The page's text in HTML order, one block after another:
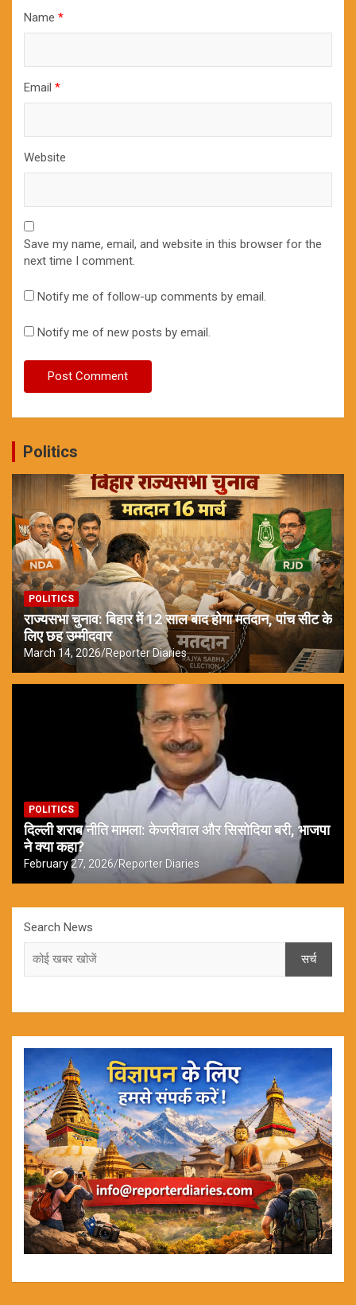
Name *
Email *
Website
Save my name, email, and website in this browser for the
next time I comment.
Notify me of follow-up comments by email.
Notify me of new posts by email.
Politics
POLITICS
राज्यसभा चुनाव: बिहार में 12 साल बाद होगा मतदान, पांच सीट के
लिए छह उम्मीदवार
March 14, 2026 Reporter Diaries
POLITICS
दिल्ली शराब नीति मामला: केजरीवाल और सिसोदिया बरी, भाजपा
ने क्या कहा?
February 27, 2026 Reporter Diaries
Search News
सर्च